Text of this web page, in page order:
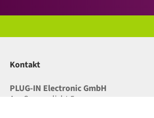
Kontakt
PLUG-IN Electronic GmbH
Am Sonnenlicht 5